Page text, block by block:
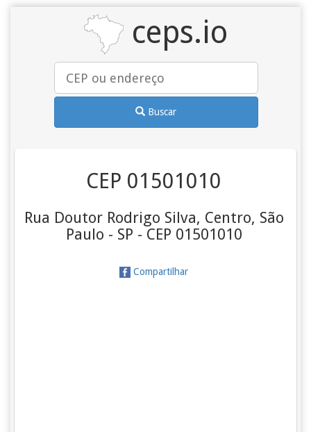
ceps.io
Buscar
CEP 01501010
Rua Doutor Rodrigo Silva, Centro, São
Paulo - SP - CEP 01501010
Compartilhar